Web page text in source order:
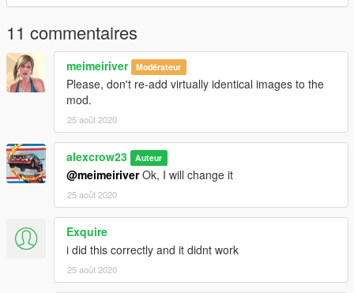
11 commentaires
meimeiriver Modérateur
Please, don't re-add virtually identical images to the
mod.
25 août 2020
alexcrow23 Auteur
@meimeiriverOk, I will change it
25 août 2020
Exquire
i did this correctly and it didnt work
25 août 2020